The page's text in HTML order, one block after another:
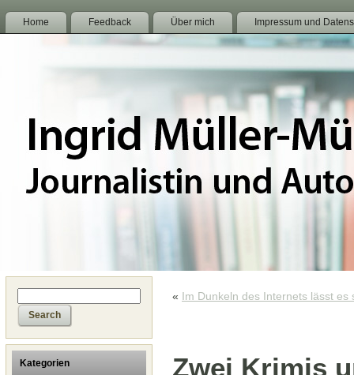
Home Feedback Über mich Impressum und
Kategorien
« Im Dunkeln des Internets lässt
Zwei Krimis